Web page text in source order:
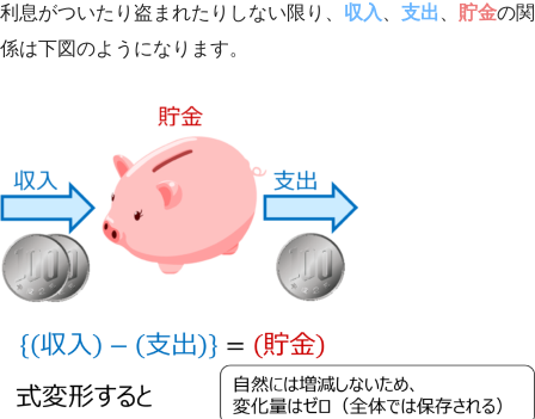
利息がついたり盗まれたりしない限り、 収入 支出 貯金の関
係は下図のようになります。